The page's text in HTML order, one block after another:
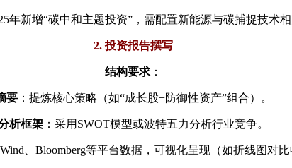
年新增“碳中和主题投资”，需配置新能源与碳捕捉技术相
2. 投资报告撰写
结构要求 ：
要：提炼核心策略（如“成长股+防御性资产”组合）。
析框架 ：采用SWOT模型或波特五力分析行业竞争。
、Bloomberg等平台数据，可视化呈现（如折线图对比